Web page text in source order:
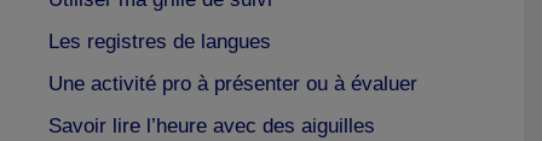
Les registres de langues
Une activité pro à présenter ou à évaluer
Savoir lire l’heure avec des aiguilles